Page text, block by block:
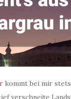
kommt bei mir
verschneite